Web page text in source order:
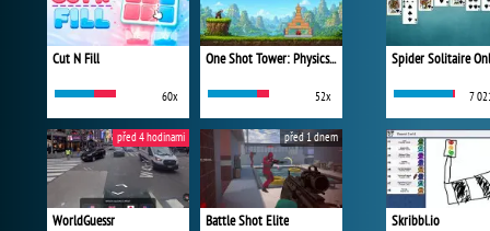
Cut N Fill
60x
One Shot Tower: Physics Destroyer
52x
WorldGuessr
před 4 hodinami
Battle Shot Elite
před 1 dnem
Spider Solitaire
7
Skribbl.io